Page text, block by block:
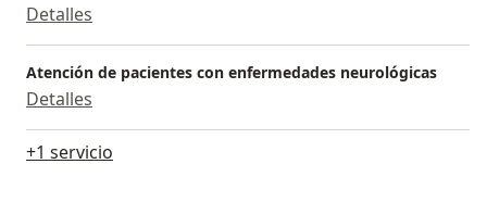
Detalles
Atención de pacientes con enfermedades neurológicas
Detalles
+1 servicio